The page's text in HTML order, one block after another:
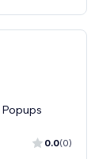
0.0(0)